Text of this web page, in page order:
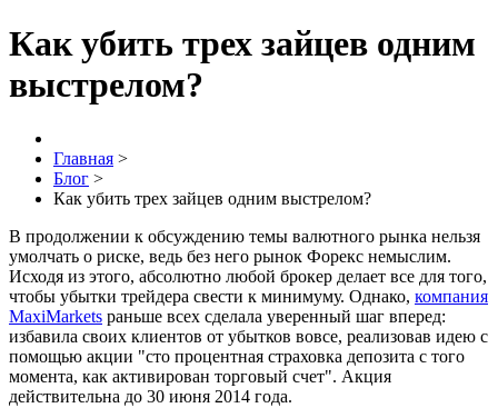
Как убить трех зайцев одним
выстрелом?
Главная >
Блог >
Как убить трех зайцев одним выстрелом?
В продолжении к обсуждению темы валютного рынка нельзя
умолчать о риске, ведь без него рынок Форекс немыслим.
Исходя из этого, абсолютно любой брокер делает все для того,
чтобы убытки трейдера свести к минимуму. Однако, компания
MaxiMarkets раньше всех сделала уверенный шаг вперед:
избавила своих клиентов от убытков вовсе, реализовав идею с
помощью акции "сто процентная страховка депозита с того
момента, как активирован торговый счет". Акция
действительна до 30 июня 2014 года.